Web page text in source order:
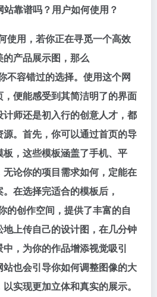
靠谱吗？用户如何使用？
用，若你正在寻觅一个高效
产品展示图，那么
容错过的选择。使用这个网
便能感受到其简洁明了的界面
师还是初入行的创意人才，都
。首先，你可以通过首页的导
，这些模板涵盖了手机、平
论你的项目需求如何，定能在
在选择完适合的模板后，
创作空间，提供了丰富的自
上传自己的设计图，在几分钟
，为你的作品增添视觉吸引
也会引导你如何调整图像的大
实现更加立体和真实的展示。